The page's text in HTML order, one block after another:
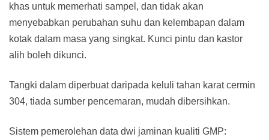
khas untuk memerhati sampel, dan tidak akan
menyebabkan perubahan suhu dan kelembapan dalam
kotak dalam masa yang singkat. Kunci pintu dan kastor
alih boleh dikunci.
Tangki dalam diperbuat daripada keluli tahan karat cermin
304, tiada sumber pencemaran, mudah dibersihkan.
Sistem pemerolehan data dwi jaminan kualiti GMP: